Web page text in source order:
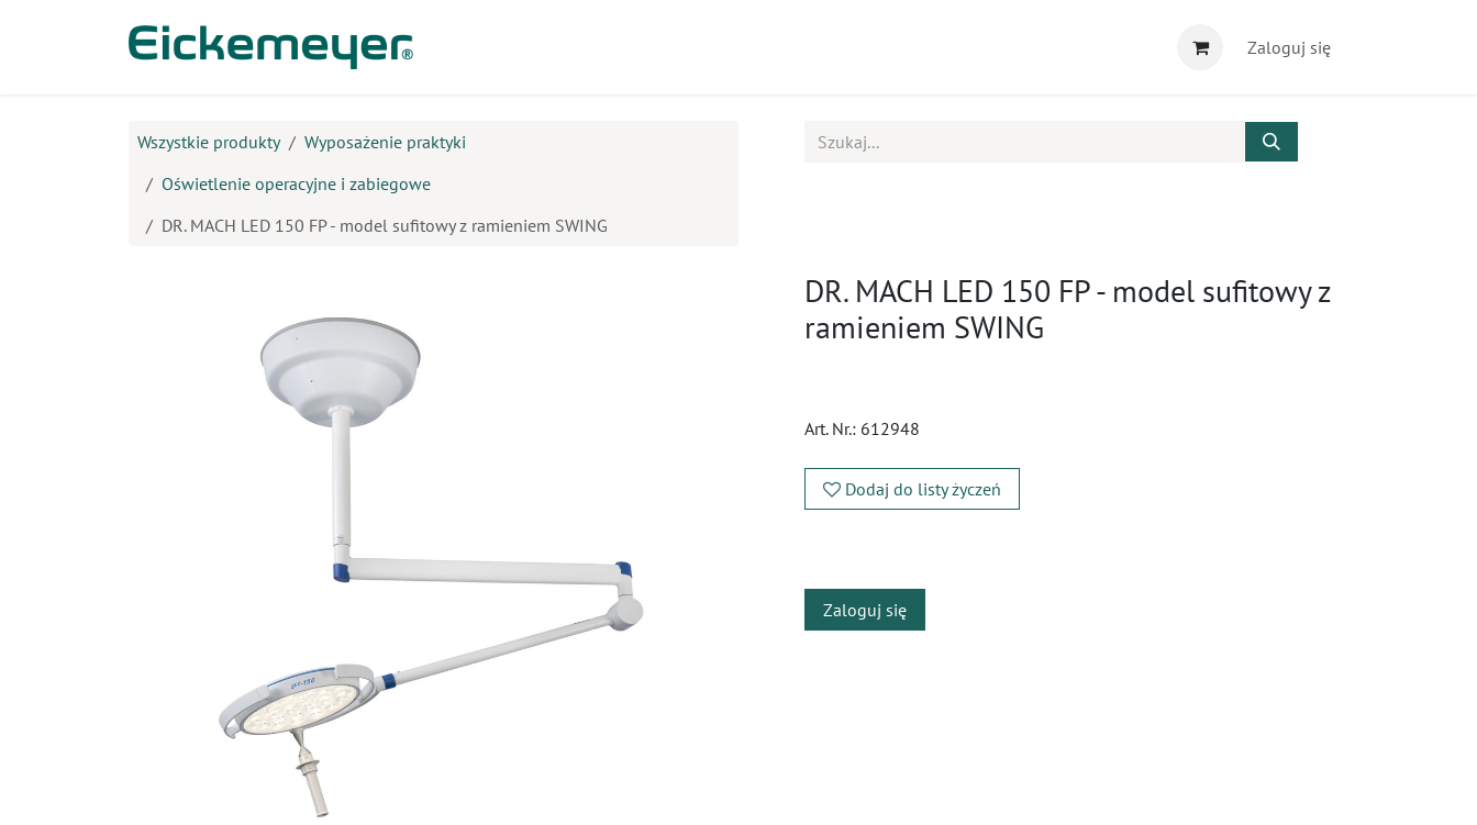
Zaloguj się
Wszystkie produkty
Wyposażenie praktyki
Oświetlenie operacyjne i zabiegowe
DR. MACH LED 150 FP - model sufitowy z ramieniem SWING
DR. MACH LED 150 FP - model sufitowy z
ramieniem SWING
Art. Nr.: 612948
Dodaj do listy życzeń
Zaloguj się